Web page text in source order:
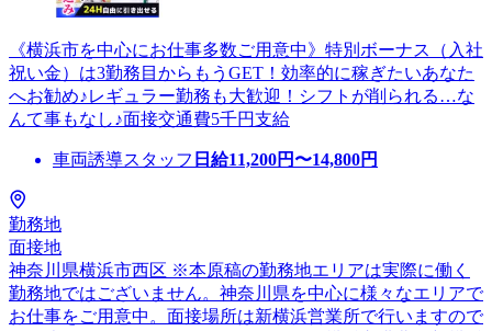
《横浜市を中心にお仕事多数ご用意中》特別ボーナス（入社
祝い金）は3勤務目からもうGET！効率的に稼ぎたいあなた
へお勧め♪レギュラー勤務も大歓迎！シフトが削られる…な
んて事もなし♪面接交通費5千円支給
車両誘導スタッフ 日給11,200円〜14,800円
勤務地
面接地
神奈川県横浜市西区 ※本原稿の勤務地エリアは実際に働く
勤務地ではございません。神奈川県を中心に様々なエリアで
お仕事をご用意中。面接場所は新横浜営業所で行いますので